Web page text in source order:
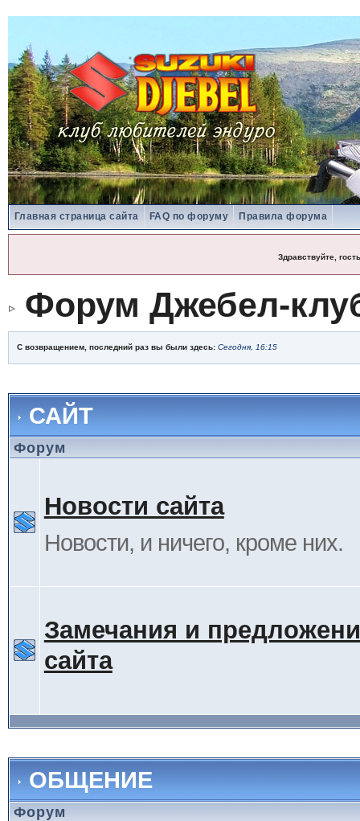
Главная страница сайта FAQ по форуму Правила форума
Здравствуйте, гость
Форум Джебел-
С возвращением, последний раз вы были здесь: Сегодня, 16:15
САЙТ
Форум
Новости сайта
Новости, и ничего, кроме них.
Замечания и
сайта
ОБЩЕНИЕ
Форум